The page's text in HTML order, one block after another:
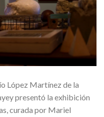
López Martínez de la
presentó la exhibición
curada por Mariel